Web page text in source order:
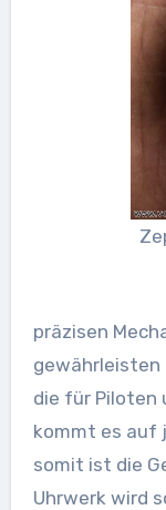
präzisen
gewährleisten
die für Piloten
kommt es auf
somit ist die
Uhrwerk wird